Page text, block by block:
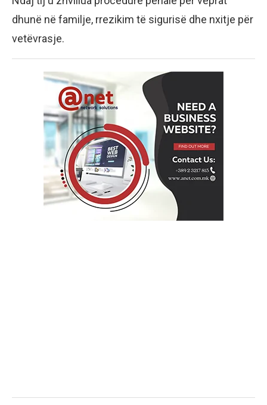
dhunë në familje, rrezikim të sigurisë dhe nxitje për
vetëvrasje.